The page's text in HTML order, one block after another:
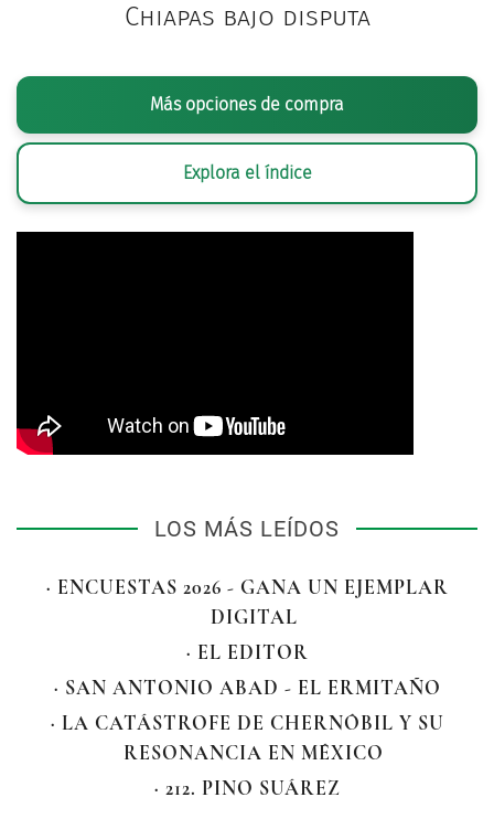
Chiapas bajo disputa
Más opciones de compra
Explora el índice
LOS MÁS LEÍDOS
· ENCUESTAS 2026 - GANA UN EJEMPLAR
DIGITAL
· EL EDITOR
· SAN ANTONIO ABAD - EL ERMITAÑO
· LA CATÁSTROFE DE CHERNÓBIL Y SU
RESONANCIA EN MÉXICO
· 212. PINO SUÁREZ